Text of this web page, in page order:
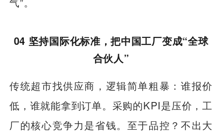
04 坚持国际化标准，把中国工厂变成“全球
合伙人”
传统超市找供应商，逻辑简单粗暴：谁报价
低，谁就能拿到订单。采购的KPI是压价，工
厂的核心竞争力是省钱。至于品控？不出大